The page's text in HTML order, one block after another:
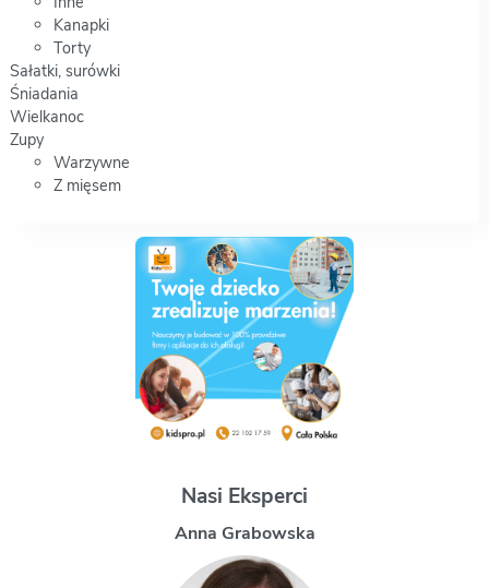
Kanapki
Torty
Sałatki, surówki
Śniadania
Wielkanoc
Zupy
Warzywne
Z mięsem
Nasi Eksperci
Magdalena Uchman